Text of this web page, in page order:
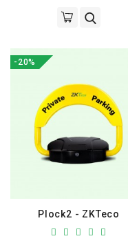
-20%
Plock2 - ZKTeco